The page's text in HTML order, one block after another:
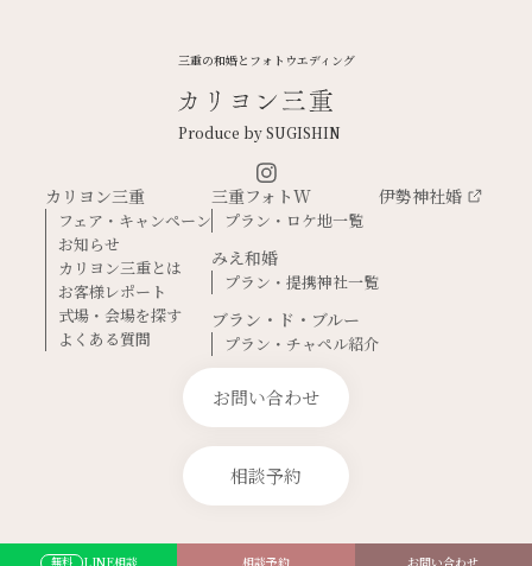
無料 LINE相談 相談予約 お問い合わせ
三重の和婚とフォトウエディング
Produce by SUGISHIN
カリヨン三重
フェア・キャンペーン
お知らせ
カリヨン三重とは
お客様レポート
式場・会場を探す
よくある質問
三重フォトW
プラン・ロケ地一覧
みえ和婚
プラン・提携神社一覧
ブラン・ド・ブルー
プラン・チャペル紹介
伊勢神社婚
お問い合わせ
相談予約